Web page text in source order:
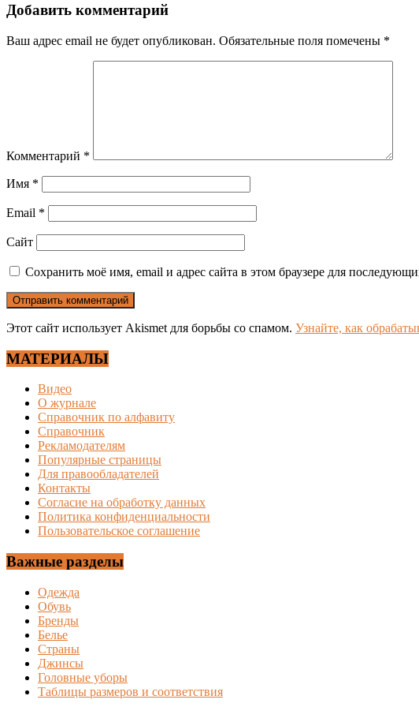
Добавить комментарий
Ваш адрес email не будет опубликован. Обязательные поля помечены *
Комментарий *
Имя *
Email *
Сайт
Сохранить моё имя, email и адрес сайта в этом браузере для
Этот сайт использует Akismet для борьбы со спамом. Узнайте, как
МАТЕРИАЛЫ
Видео
О журнале
Справочник по алфавиту
Справочник
Рекламодателям
Популярные страницы
Для правообладателей
Контакты
Согласие на обработку данных
Политика конфиденциальности
Пользовательское соглашение
Важные разделы
Одежда
Обувь
Бренды
Белье
Страны
Джинсы
Головные уборы
Таблицы размеров и соответствия